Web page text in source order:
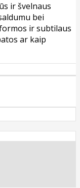
ir švelnaus
bei
ir subtilaus
ar kaip